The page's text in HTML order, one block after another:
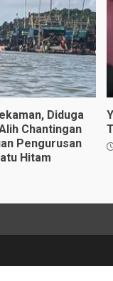
Diduga
Chantingan
Pengurusan
Hitam